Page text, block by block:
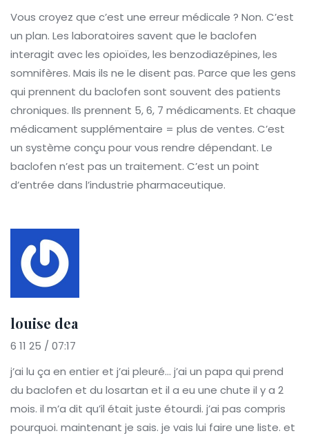
Vous croyez que c’est une erreur médicale ? Non. C’est
un plan. Les laboratoires savent que le baclofen
interagit avec les opioïdes, les benzodiazépines, les
somnifères. Mais ils ne le disent pas. Parce que les gens
qui prennent du baclofen sont souvent des patients
chroniques. Ils prennent 5, 6, 7 médicaments. Et chaque
médicament supplémentaire = plus de ventes. C’est
un système conçu pour vous rendre dépendant. Le
baclofen n’est pas un traitement. C’est un point
d’entrée dans l’industrie pharmaceutique.
louise dea
6 11 25 / 07:17
j’ai lu ça en entier et j’ai pleuré… j’ai un papa qui prend
du baclofen et du losartan et il a eu une chute il y a 2
mois. il m’a dit qu’il était juste étourdi. j’ai pas compris
pourquoi. maintenant je sais. je vais lui faire une liste. et